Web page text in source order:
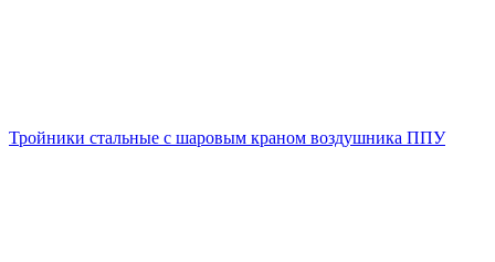
Тройники стальные с шаровым краном воздушника ППУ